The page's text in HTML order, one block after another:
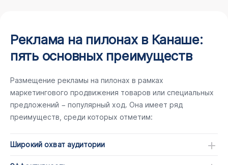
Реклама на пилонах в Канаше:
пять основных преимуществ
Размещение рекламы на пилонах в рамках
маркетингового продвижения товаров или специальных
предложений − популярный ход. Она имеет ряд
преимуществ, среди которых отметим:
Широкий охват аудитории